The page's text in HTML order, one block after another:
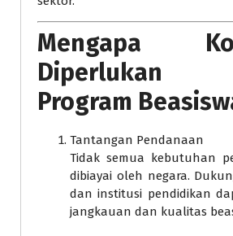
Mengapa
Diperlukan
Program
Tantangan Pendanaan
Tidak semua kebutuhan
dibiayai oleh negara.
dan institusi pendidikan
jangkauan dan kualitas